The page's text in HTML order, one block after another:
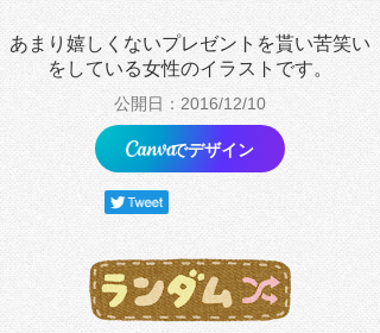
あまり嬉しくないプレゼントを貰い苦笑い
をしている女性のイラストです。
公開日：2016/12/10
でデザイン